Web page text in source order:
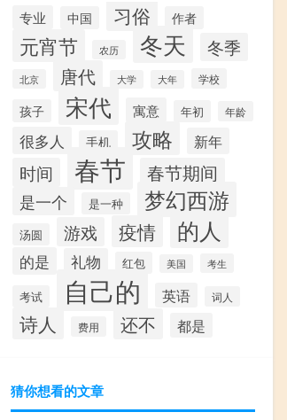
专业 中国 习俗 作者
元宵节 农历 冬天 冬季
北京 唐代 大学 大年 学校
孩子 宋代 寓意 年初 年龄
很多人 手机 攻略 新年
时间 春节 春节期间
是一个 是一种 梦幻西游
汤圆 游戏 疫情 的人
的是 礼物 红包 美国 考生
考试 自己的 英语 词人
诗人 费用 还不 都是
猜你想看的文章